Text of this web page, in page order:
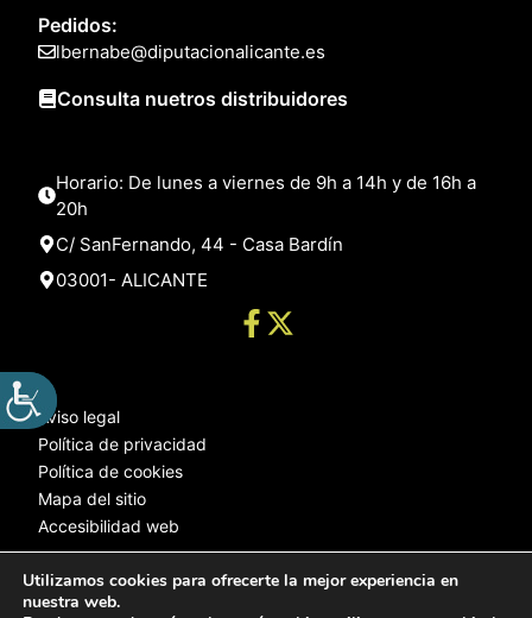
Pedidos:
lbernabe@diputacionalicante.es
Consulta nuetros distribuidores
Horario: De lunes a viernes de 9h a 14h y de 16h a
20h
C/ SanFernando, 44 - Casa Bardín
03001- ALICANTE
Aviso legal
Política de privacidad
Política de cookies
Mapa del sitio
Accesibilidad web
Utilizamos cookies para ofrecerte la mejor experiencia en
nuestra web.